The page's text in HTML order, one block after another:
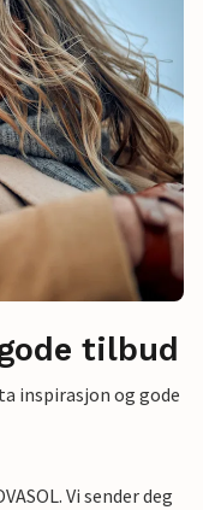
tilbud
inspirasjon og gode
Vi sender deg